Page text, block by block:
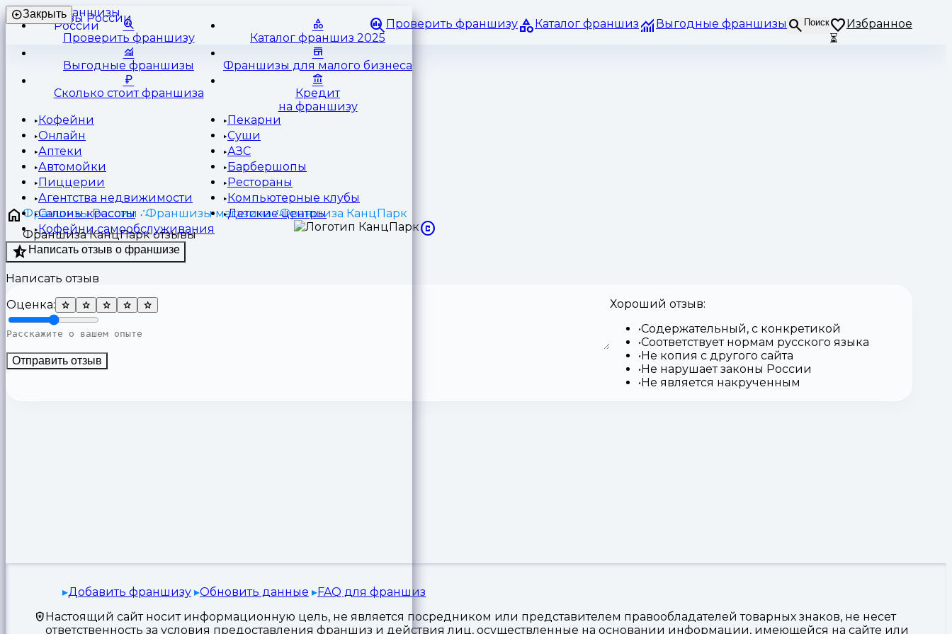
Франшизы
России
Проверить франшизу Каталог франшиз Выгодные франшизы Поиск
Избранное
⏳
Закрыть
Проверить франшизу Каталог франшиз 2025
Выгодные франшизы Франшизы для малого бизнеса
Сколько стоит франшиза
Кредит
на франшизу
Кофейни
Пекарни
Онлайн
Суши
Аптеки
АЗС
Автомойки
Барбершопы
Пиццерии
Рестораны
Агентства недвижимости
Компьютерные клубы
Салоны красоты
Детские центры
Кофейни самообслуживания
Франшизы России Франшизы магазина
Франшиза КанцПарк
Франшиза КанцПарк отзывы
Написать отзыв о франшизе
Написать отзыв
Оценка:
Отправить отзыв
Хороший отзыв:
Содержательный, с конкретикой
Соответствует нормам русского языка
Не копия с другого сайта
Не нарушает законы России
Не является накрученным
Добавить франшизу Обновить данные
FAQ для франшиз
Настоящий сайт носит информационную цель, не является посредником или представителем правообладателей товарных знаков, не несет
ответственность за условия предоставления франшиз и действия лиц, осуществленные на основании информации, имеющейся на сайте или